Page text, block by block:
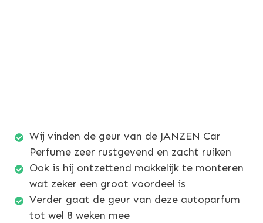
Wij vinden de geur van de JANZEN Car
Perfume zeer rustgevend en zacht ruiken
Ook is hij ontzettend makkelijk te monteren
wat zeker een groot voordeel is
Verder gaat de geur van deze autoparfum
tot wel 8 weken mee